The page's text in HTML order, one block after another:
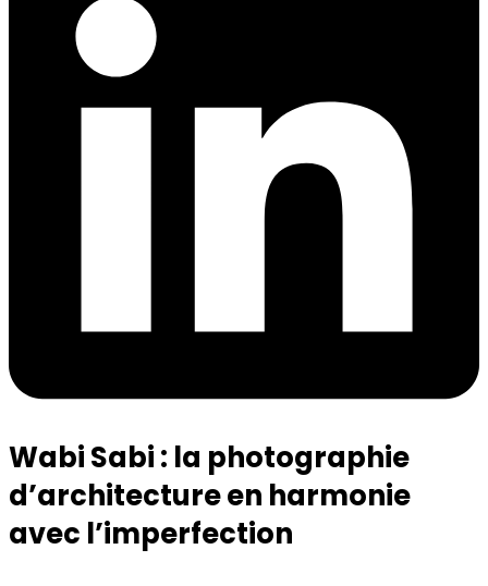
Wabi Sabi : la photographie
d’architecture en harmonie
avec l’imperfection